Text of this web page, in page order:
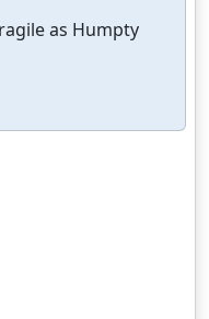
as Humpty